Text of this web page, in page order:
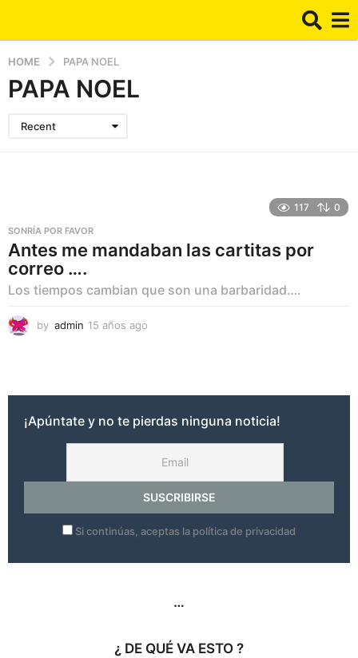
HOME PAPA NOEL
PAPA NOEL
Recent
117 0
SONRÍA POR FAVOR
Antes me mandaban las cartitas por
correo ….
Los tiempos cambian que son una barbaridad….
by admin 15 años ago
a
o
¡Apúntate y no te pierdas ninguna noticia!
Si continúas, aceptas la política de privacidad
…
¿ DE QUÉ VA ESTO ?